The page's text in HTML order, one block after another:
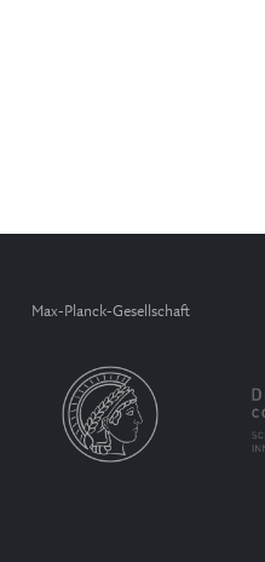
Max-Planck-Gesellschaft